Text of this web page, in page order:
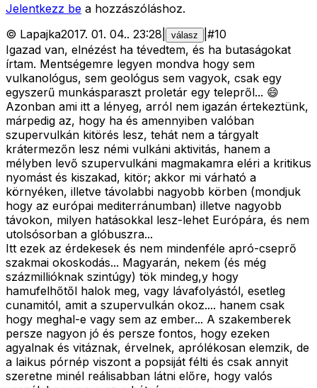
Jelentkezz be a hozzászóláshoz.
© Lapajka2017. 01. 04.. 23:28 válasz #10
Igazad van, elnézést ha tévedtem, és ha butaságokat
írtam. Mentségemre legyen mondva hogy sem
vulkanológus, sem geológus sem vagyok, csak egy
egyszerű munkásparaszt proletár egy telepről... 😄
Azonban ami itt a lényeg, arról nem igazán értekeztünk,
márpedig az, hogy ha és amennyiben valóban
szupervulkán kitörés lesz, tehát nem a tárgyalt
krátermezőn lesz némi vulkáni aktivitás, hanem a
mélyben levő szupervulkáni magmakamra eléri a kritikus
nyomást és kiszakad, kitör; akkor mi várható a
környéken, illetve távolabbi nagyobb körben (mondjuk
hogy az európai mediterránumban) illetve nagyobb
távokon, milyen hatásokkal lesz-lehet Európára, és nem
utolsósorban a glóbuszra...
Itt ezek az érdekesek és nem mindenféle apró-cseprő
szakmai okoskodás... Magyarán, nekem (és még
százmillióknak szintúgy) tök mindeg,y hogy
hamufelhőtől halok meg, vagy lávafolyástól, esetleg
cunamitól, amit a szupervulkán okoz.... hanem csak
hogy meghal-e vagy sem az ember... A szakemberek
persze nagyon jó és persze fontos, hogy ezeken
agyalnak és vitáznak, érvelnek, aprólékosan elemzik, de
a laikus pórnép viszont a popsiját félti és csak annyit
szeretne minél reálisabban látni előre, hogy valós